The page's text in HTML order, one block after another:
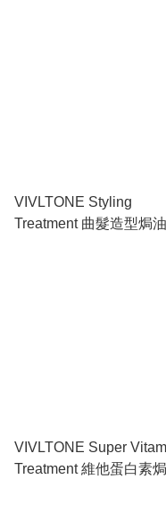
VIVLTONE Styling
Treatment 曲髮造型焗油
VIVLTONE Super
Treatment 維他蛋白素